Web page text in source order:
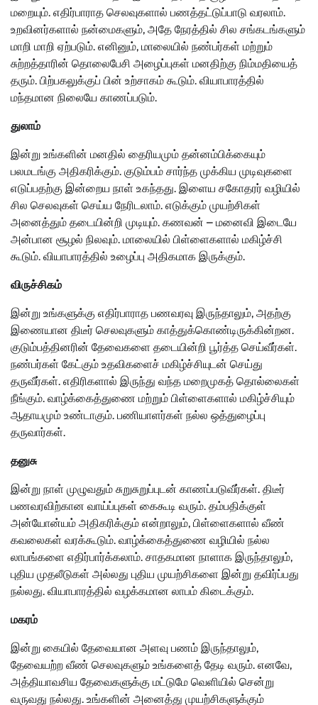
மறையும். எதிர்பாராத செலவுகளால் பணத்தட்டுப்பாடு வரலாம்.
உறவினர்களால் நன்மைகளும், அதே நேரத்தில் சில சங்கடங்களும்
மாறி மாறி ஏற்படும். எனினும், மாலையில் நண்பர்கள் மற்றும்
சுற்றத்தாரின் தொலைபேசி அழைப்புகள் மனதிற்கு நிம்மதியைத்
தரும். பிற்பகலுக்குப் பின் உற்சாகம் கூடும். வியாபாரத்தில்
மந்தமான நிலையே காணப்படும்.
துலாம்
இன்று உங்களின் மனதில் தைரியமும் தன்னம்பிக்கையும்
பலமடங்கு அதிகரிக்கும். குடும்பம் சார்ந்த முக்கிய முடிவுகளை
எடுப்பதற்கு இன்றைய நாள் உகந்தது. இளைய சகோதரர் வழியில்
சில செலவுகள் செய்ய நேரிடலாம். எடுக்கும் முயற்சிகள்
அனைத்தும் தடையின்றி முடியும். கணவன் – மனைவி இடையே
அன்பான சூழல் நிலவும். மாலையில் பிள்ளைகளால் மகிழ்ச்சி
கூடும். வியாபாரத்தில் உழைப்பு அதிகமாக இருக்கும்.
விருச்சிகம்
இன்று உங்களுக்கு எதிர்பாராத பணவரவு இருந்தாலும், அதற்கு
இணையான திடீர் செலவுகளும் காத்துக்கொண்டிருக்கின்றன.
குடும்பத்தினரின் தேவைகளை தடையின்றி பூர்த்த செய்வீர்கள்.
நண்பர்கள் கேட்கும் உதவிகளைச் மகிழ்ச்சியுடன் செய்து
தருவீர்கள். எதிரிகளால் இருந்து வந்த மறைமுகத் தொல்லைகள்
நீங்கும். வாழ்க்கைத்துணை மற்றும் பிள்ளைகளால் மகிழ்ச்சியும்
ஆதாயமும் உண்டாகும். பணியாளர்கள் நல்ல ஒத்துழைப்பு
தருவார்கள்.
தனுசு
இன்று நாள் முழுவதும் சுறுசுறுப்புடன் காணப்படுவீர்கள். திடீர்
பணவரவிற்கான வாய்ப்புகள் கைகூடி வரும். தம்பதிக்குள்
அன்யோன்யம் அதிகரிக்கும் என்றாலும், பிள்ளைகளால் வீண்
கவலைகள் வரக்கூடும். வாழ்க்கைத்துணை வழியில் நல்ல
லாபங்களை எதிர்பார்க்கலாம். சாதகமான நாளாக இருந்தாலும்,
புதிய முதலீடுகள் அல்லது புதிய முயற்சிகளை இன்று தவிர்ப்பது
நல்லது. வியாபாரத்தில் வழக்கமான லாபம் கிடைக்கும்.
மகரம்
இன்று கையில் தேவையான அளவு பணம் இருந்தாலும்,
தேவையற்ற வீண் செலவுகளும் உங்களைத் தேடி வரும். எனவே,
அத்தியாவசிய தேவைகளுக்கு மட்டுமே வெளியில் சென்று
வருவது நல்லது. உங்களின் அனைத்து முயற்சிகளுக்கும்